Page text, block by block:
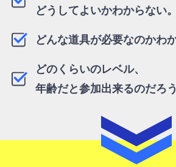
どうしてよいかわからない。
どんな道具が必要なのかわ
どのくらいのレベル、
年齢だと参加出来るのだろ